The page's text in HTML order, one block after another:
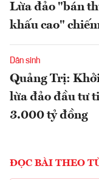
Lừa đảo "bán
khấu cao"
Dân sinh
Quảng Trị:
lừa đảo đầu tư
3.000 tỷ đồng
ĐỌC BÀI THEO